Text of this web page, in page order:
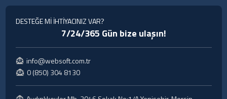
DESTEĞE Mİ İHTİYACINIZ VAR?
7/24/365 Gün bize ulaşın!
info@websoft.com.tr
0 (850) 304 8130